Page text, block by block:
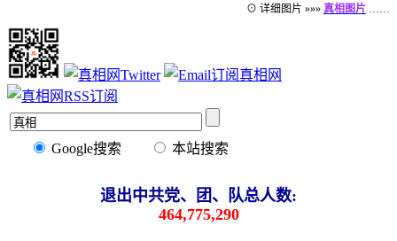
⊙ 详细图片 »»» 真相图片 ……
Google搜索 本站搜索
退出中共党、团、队总人数:
464,775,290